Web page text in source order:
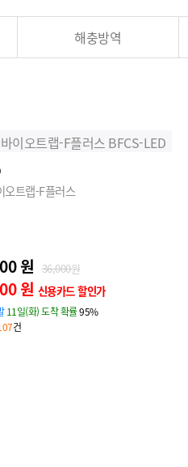
해충방역
오트랩-F플러스
원 36,000원
원 신용카드 할인가
11일(화) 도착 확률95%
건